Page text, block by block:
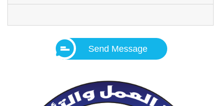
Send Message